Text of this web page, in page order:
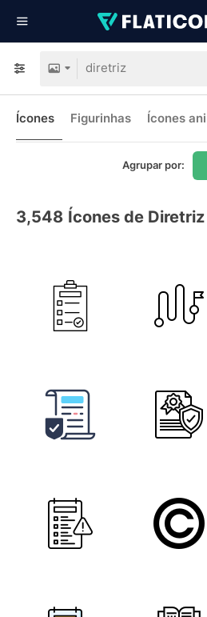
Ícones Figurinhas Ícones
Agrupar por:
3,548 Ícones de Diretriz